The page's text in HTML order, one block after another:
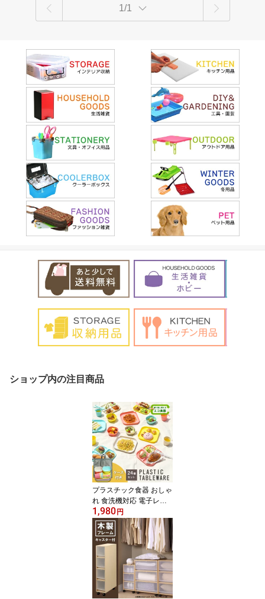
1/1
ショップ内の注目商品
プラスチック食器 おしゃ
れ 食洗機対応 電子レン
ジ対応 食器セット プラ
食器 レジャー食器【キャ
ンプ&ピクニックセッ
ト】ピクニック ベランピ
ング 行楽 キャンプ 運動
会 ケース付防災グッズ
軽量 遠足 お花見 料理 ボ
ウル カップ★
1,980 円